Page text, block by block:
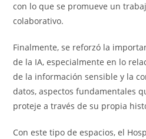
con lo que se promueve un
colaborativo.
Finalmente, se reforzó la
de la IA, especialmente en lo
de la información sensible y la
datos, aspectos fundamentales
proteje a través de su propia
Con este tipo de espacios, el